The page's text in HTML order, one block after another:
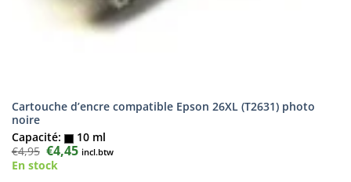
Cartouche d’encre compatible Epson 26XL (T2631) photo
noire
Capacité:
10 ml
€4,95 Le
prix
initial
€4,45Le
prix
incl.btw
En stock